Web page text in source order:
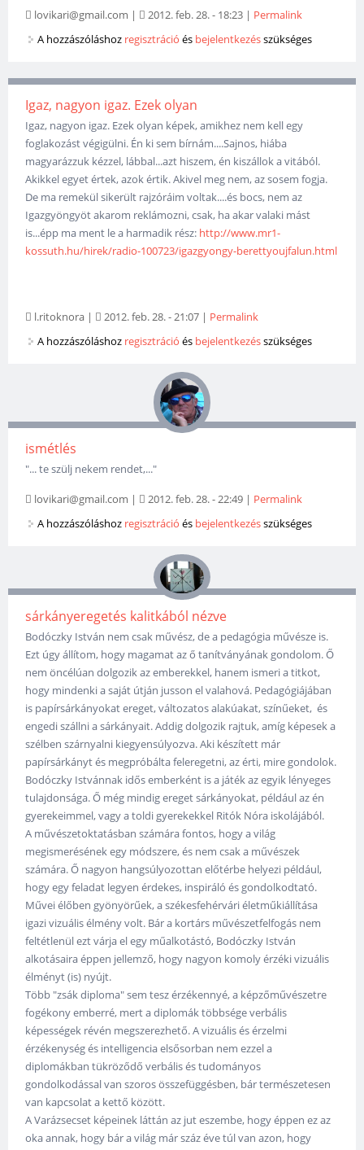
lovikari@gmail.com | 2012. feb. 28. - 18:23 | Permalink
A hozzászóláshoz regisztráció és bejelentkezésszükséges
Igaz, nagyon igaz. Ezek olyan
Igaz, nagyon igaz. Ezek olyan képek, amikhez nem kell egy
foglakozást végigülni. Én ki sem bírnám....Sajnos, hiába
magyarázzuk kézzel, lábbal...azt hiszem, én kiszállok a vitából.
Akikkel egyet értek, azok értik. Akivel meg nem, az sosem fogja.
De ma remekül sikerült rajzóráim voltak....és bocs, nem az
Igazgyöngyöt akarom reklámozni, csak, ha akar valaki mást
is...épp ma ment le a harmadik rész: http://www.mr1-
kossuth.hu/hirek/radio-100723/igazgyongy-berettyoujfalun.html
l.ritoknora | 2012. feb. 28. - 21:07 | Permalink
A hozzászóláshoz regisztráció és bejelentkezésszükséges
ismétlés
"... te szülj nekem rendet,..."
lovikari@gmail.com | 2012. feb. 28. - 22:49 | Permalink
A hozzászóláshoz regisztráció és bejelentkezésszükséges
sárkányeregetés kalitkából nézve
Bodóczky István nem csak művész, de a pedagógia művésze is.
Ezt úgy állítom, hogy magamat az ő tanítványának gondolom. Ő
nem öncélúan dolgozik az emberekkel, hanem ismeri a titkot,
hogy mindenki a saját útján jusson el valahová. Pedagógiájában
is papírsárkányokat ereget, változatos alakúakat, színűeket, és
engedi szállni a sárkányait. Addig dolgozik rajtuk, amíg képesek a
szélben szárnyalni kiegyensúlyozva. Aki készített már
papírsárkányt és megpróbálta feleregetni, az érti, mire gondolok.
Bodóczky Istvánnak idős emberként is a játék az egyik lényeges
tulajdonsága. Ő még mindig ereget sárkányokat, például az én
gyerekeimmel, vagy a toldi gyerekekkel Ritók Nóra iskolájából.
A művészetoktatásban számára fontos, hogy a világ
megismerésének egy módszere, és nem csak a művészek
számára. Ő nagyon hangsúlyozottan előtérbe helyezi például,
hogy egy feladat legyen érdekes, inspiráló és gondolkodtató.
Művei élőben gyönyörűek, a székesfehérvári életműkiállítása
igazi vizuális élmény volt. Bár a kortárs művészetfelfogás nem
feltétlenül ezt várja el egy műalkotástó, Bodóczky István
alkotásaira éppen jellemző, hogy nagyon komoly érzéki vizuális
élményt (is) nyújt.
Több "zsák diploma" sem tesz érzékennyé, a képzőművészetre
fogékony emberré, mert a diplomák többsége verbális
képességek révén megszerezhető. A vizuális és érzelmi
érzékenység és intelligencia elsősorban nem ezzel a
diplomákban tükröződő verbális és tudományos
gondolkodással van szoros összefüggésben, bár természetesen
van kapcsolat a kettő között.
A Varázsecset képeinek láttán az jut eszembe, hogy éppen ez az
oka annak, hogy bár a világ már száz éve túl van azon, hogy